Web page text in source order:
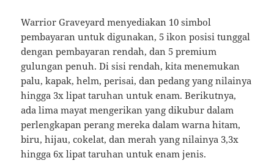
Warrior Graveyard menyediakan 10 simbol
pembayaran untuk digunakan, 5 ikon posisi tunggal
dengan pembayaran rendah, dan 5 premium
gulungan penuh. Di sisi rendah, kita menemukan
palu, kapak, helm, perisai, dan pedang yang nilainya
hingga 3x lipat taruhan untuk enam. Berikutnya,
ada lima mayat mengerikan yang dikubur dalam
perlengkapan perang mereka dalam warna hitam,
biru, hijau, cokelat, dan merah yang nilainya 3,3x
hingga 6x lipat taruhan untuk enam jenis.